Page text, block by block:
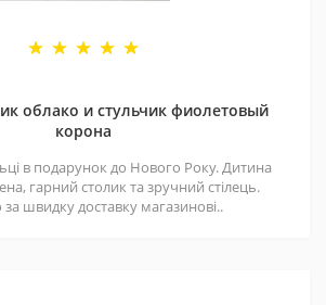
облако и стульчик фиолетовый
корона
в подарунок до Нового Року. Дитина
гарний столик та зручний стілець.
швидку доставку магазинові..